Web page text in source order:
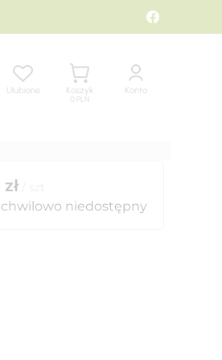
Ulubione
Koszyk
0 PLN
Konto
zł
niedostępny